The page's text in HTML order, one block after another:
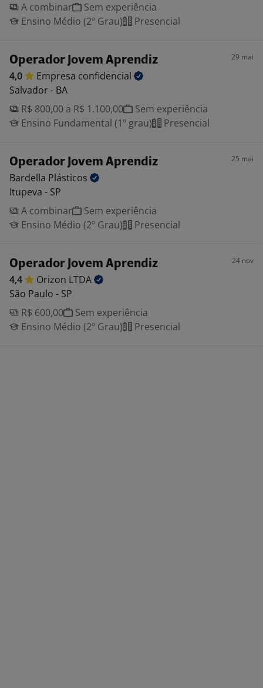
A combinar
Sem experiência
Ensino Médio (2º Grau)
Presencial
Operador Jovem Aprendiz 29 mai
4,0 Empresa confidencial
Salvador - BA
R$ 800,00 a R$ 1.100,00
Sem experiência
Ensino Fundamental (1º grau)
Presencial
Operador Jovem Aprendiz 25 mai
Bardella Plásticos
Itupeva - SP
A combinar
Sem experiência
Ensino Médio (2º Grau)
Presencial
Operador Jovem Aprendiz 24 nov
4,4 Orizon LTDA
São Paulo - SP
R$ 600,00
Sem experiência
Ensino Médio (2º Grau)
Presencial